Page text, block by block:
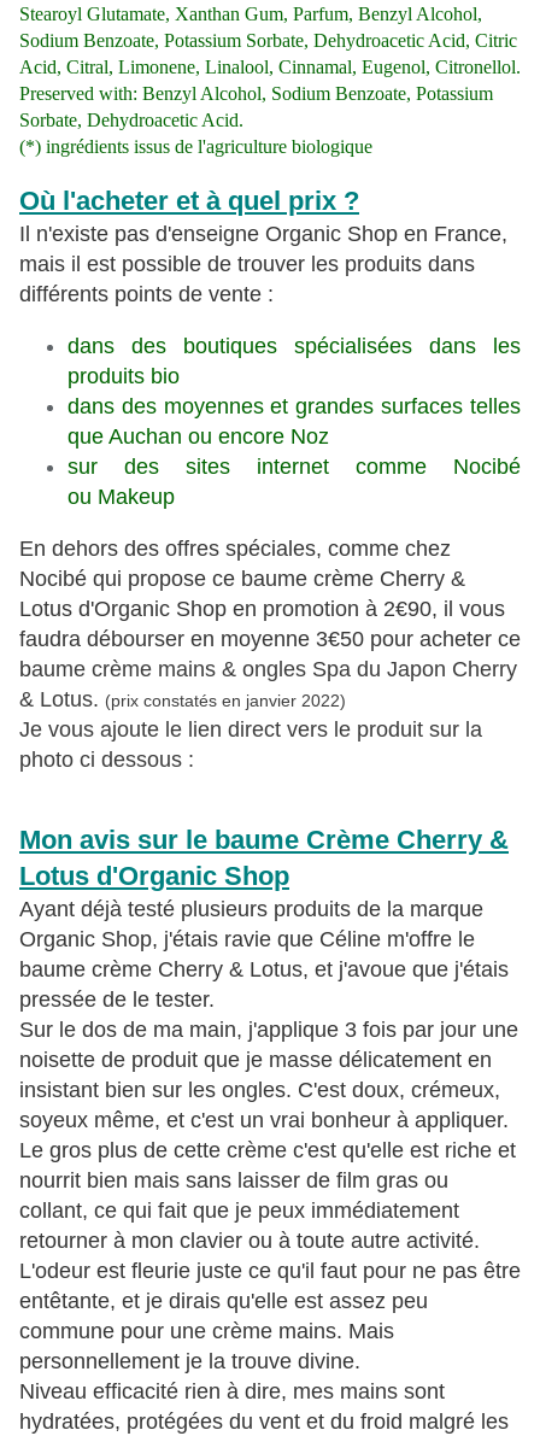
Stearoyl Glutamate, Xanthan Gum, Parfum, Benzyl Alcohol,
Sodium Benzoate, Potassium Sorbate, Dehydroacetic Acid, Citric
Acid, Citral, Limonene, Linalool, Cinnamal, Eugenol, Citronellol.
Preserved with: Benzyl Alcohol, Sodium Benzoate, Potassium
Sorbate, Dehydroacetic Acid.
(*) ingrédients issus de l'agriculture biologique
Où l'acheter et à quel prix ?
Il n'existe pas d'enseigne Organic Shop en France,
mais il est possible de trouver les produits dans
différents points de vente :
dans des boutiques spécialisées dans les
produits bio
dans des moyennes et grandes surfaces telles
que Auchan ou encore Noz
sur des sites internet comme Nocibé
ou Makeup
En dehors des offres spéciales, comme chez
Nocibé qui propose ce baume crème Cherry &
Lotus d'Organic Shop en promotion à 2€90, il vous
faudra débourser en moyenne 3€50 pour acheter ce
baume crème mains & ongles Spa du Japon Cherry
& Lotus. (prix constatés en janvier 2022)
Je vous ajoute le lien direct vers le produit sur la
photo ci dessous :
Mon avis sur le baume Crème Cherry &
Lotus d'Organic Shop
Ayant déjà testé plusieurs produits de la marque
Organic Shop, j'étais ravie que Céline m'offre le
baume crème Cherry & Lotus, et j'avoue que j'étais
pressée de le tester.
Sur le dos de ma main, j'applique 3 fois par jour une
noisette de produit que je masse délicatement en
insistant bien sur les ongles. C'est doux, crémeux,
soyeux même, et c'est un vrai bonheur à appliquer.
Le gros plus de cette crème c'est qu'elle est riche et
nourrit bien mais sans laisser de film gras ou
collant, ce qui fait que je peux immédiatement
retourner à mon clavier ou à toute autre activité.
L'odeur est fleurie juste ce qu'il faut pour ne pas être
entêtante, et je dirais qu'elle est assez peu
commune pour une crème mains. Mais
personnellement je la trouve divine.
Niveau efficacité rien à dire, mes mains sont
hydratées, protégées du vent et du froid malgré les